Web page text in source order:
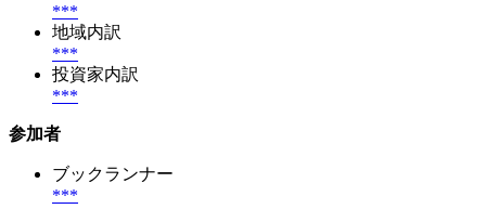
***
地域内訳
***
投資家内訳
***
参加者
ブックランナー
***